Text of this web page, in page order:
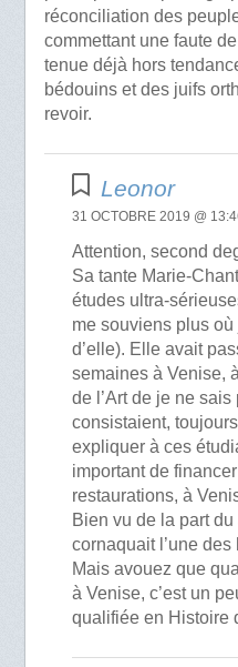
réconciliation des
commettant une faute
tenue déjà hors
bédouins et des juifs
revoir.
Leonor
31 OCTOBRE 2019 @
Attention, second
Sa tante Marie-
études ultra-
me souviens plus
d’elle). Elle avait
semaines à Venise,
de l’Art de je ne
consistaient,
expliquer à ces
important de
restaurations, à
Bien vu de la part
cornaquait l’une
Mais avouez que
à Venise, c’est un
qualifiée en Histoire